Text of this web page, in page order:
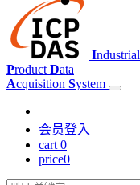
Industrial
Product Data
Acquisition System
会员登入
cart 0
price0